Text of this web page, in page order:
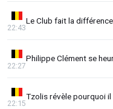
Le Club fait la
22:43
Philippe Clément se
22:27
Tzolis révèle pourquoi
22:15